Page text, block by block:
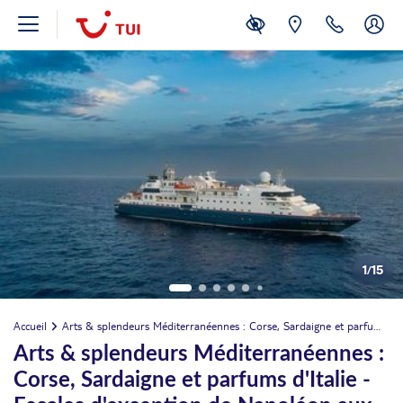
1/15
Accueil Arts & splendeurs Méditerranéennes : Corse, Sardaigne et parfums d'Italie - Escales d'exception de Napoléon aux Médicis : Rome, Pise, Naples, Castelsardo et Ajaccio (formule port-port)
Arts & splendeurs Méditerranéennes :
Corse, Sardaigne et parfums d'Italie -